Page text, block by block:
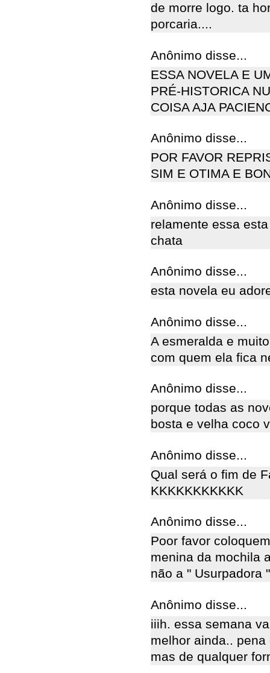
de morre logo. ta
porcaria....
Anônimo disse...
ESSA NOVELA E
PRÉ-HISTORICA
COISA AJA
Anônimo disse...
POR FAVOR
SIM E OTIMA E
Anônimo disse...
relamente essa
chata
Anônimo disse...
esta novela eu
Anônimo disse...
A esmeralda e
com quem ela fica
Anônimo disse...
porque todas as
bosta e velha coco
Anônimo disse...
Qual será o fim de
KKKKKKKKKKK
Anônimo disse...
Poor favor
menina da mochila
não a " Usurpadora "
Anônimo disse...
iiih. essa semana
melhor ainda..
mas de qualquer